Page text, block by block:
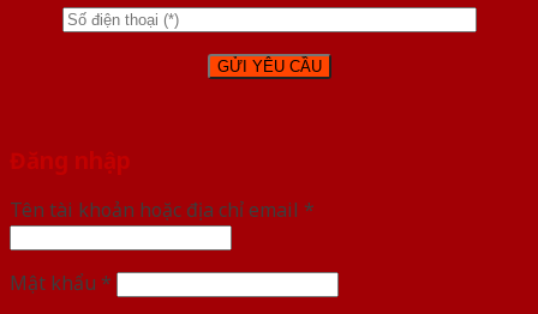
Đăng nhập
Tên tài khoản hoặc địa chỉ email *
Mật khẩu *